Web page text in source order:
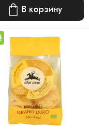
В корзину